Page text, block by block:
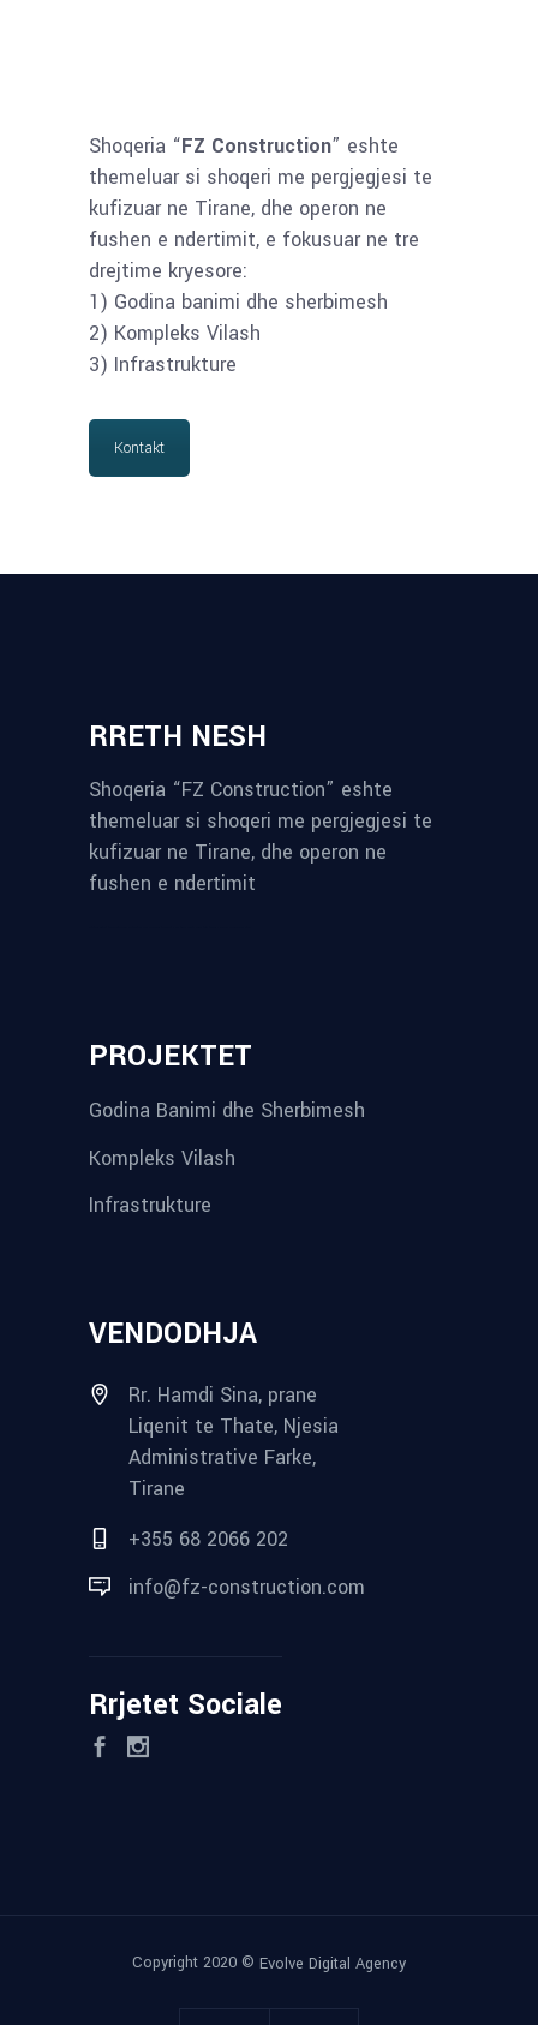
Shoqeria “FZ Construction” eshte
themeluar si shoqeri me pergjegjesi te
kufizuar ne Tirane, dhe operon ne
fushen e ndertimit, e fokusuar ne tre
drejtime kryesore:
1) Godina banimi dhe sherbimesh
2) Kompleks Vilash
3) Infrastrukture
Kontakt
RRETH NESH
Shoqeria “FZ Construction” eshte
themeluar si shoqeri me pergjegjesi te
kufizuar ne Tirane, dhe operon ne
fushen e ndertimit
PROJEKTET
Godina Banimi dhe Sherbimesh
Kompleks Vilash
Infrastrukture
VENDODHJA
Rr. Hamdi Sina, prane
Liqenit te Thate, Njesia
Administrative Farke,
Tirane
+355 68 2066 202
info@fz-construction.com
Rrjetet Sociale
Copyright 2020 © Evolve Digital Agency